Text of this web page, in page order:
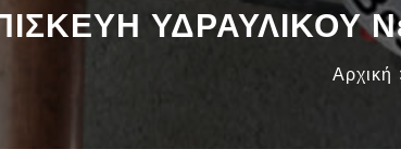
ΥΔΡΑΥΛΙΚΟΥ
Αρχική